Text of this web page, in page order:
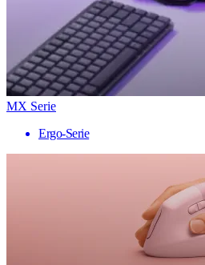
MX Serie
Ergo-Serie